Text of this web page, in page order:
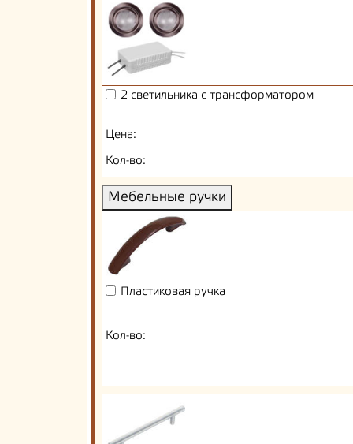
2 светильника с трансформатором
Цена:
Кол-во:
Мебельные ручки
Пластиковая ручка
Кол-во: